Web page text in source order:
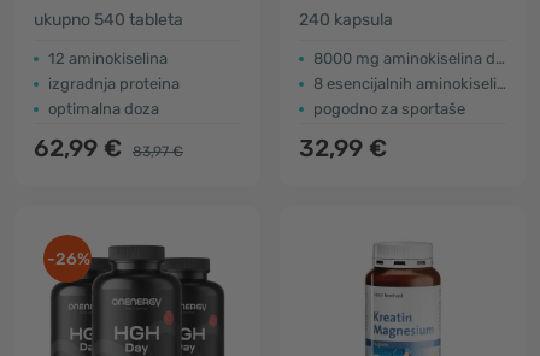
ukupno 540 tableta
12 aminokiselina
izgradnja proteina
optimalna doza
62,99 € 83,97 €
240 kapsula
8000 mg aminokiselina dnevno
8 esencijalnih aminokiselina
pogodno za sportaše
32,99 €
-26%